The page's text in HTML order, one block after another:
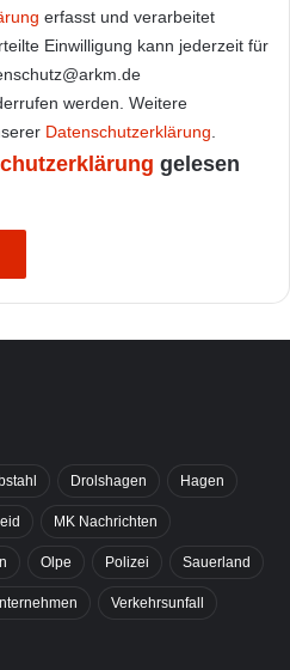
erfasst und verarbeitet
Einwilligung kann jederzeit für
werden. Weitere
Datenschutzerklärung.
gelesen
Drolshagen Hagen
MK Nachrichten
Olpe Polizei Sauerland
Verkehrsunfall